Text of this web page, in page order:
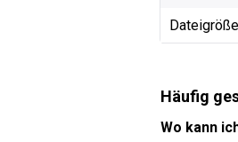
Dateigröße
Häufig
Wo kann